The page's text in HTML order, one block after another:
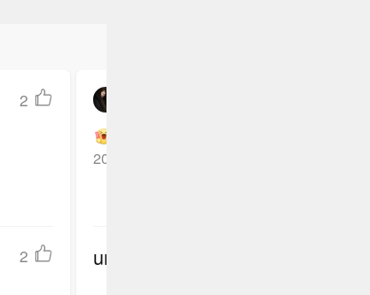
2
2
2026-05-14
undefined